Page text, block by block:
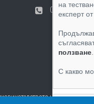
на
експерт
ползване
С какво
02 997 7135
на